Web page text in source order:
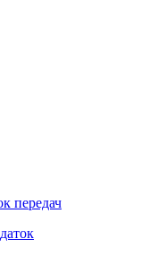
передач